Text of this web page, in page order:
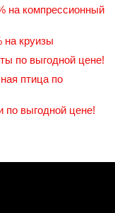
на компрессионный
круизы
по выгодной цене!
птица по
выгодной цене!